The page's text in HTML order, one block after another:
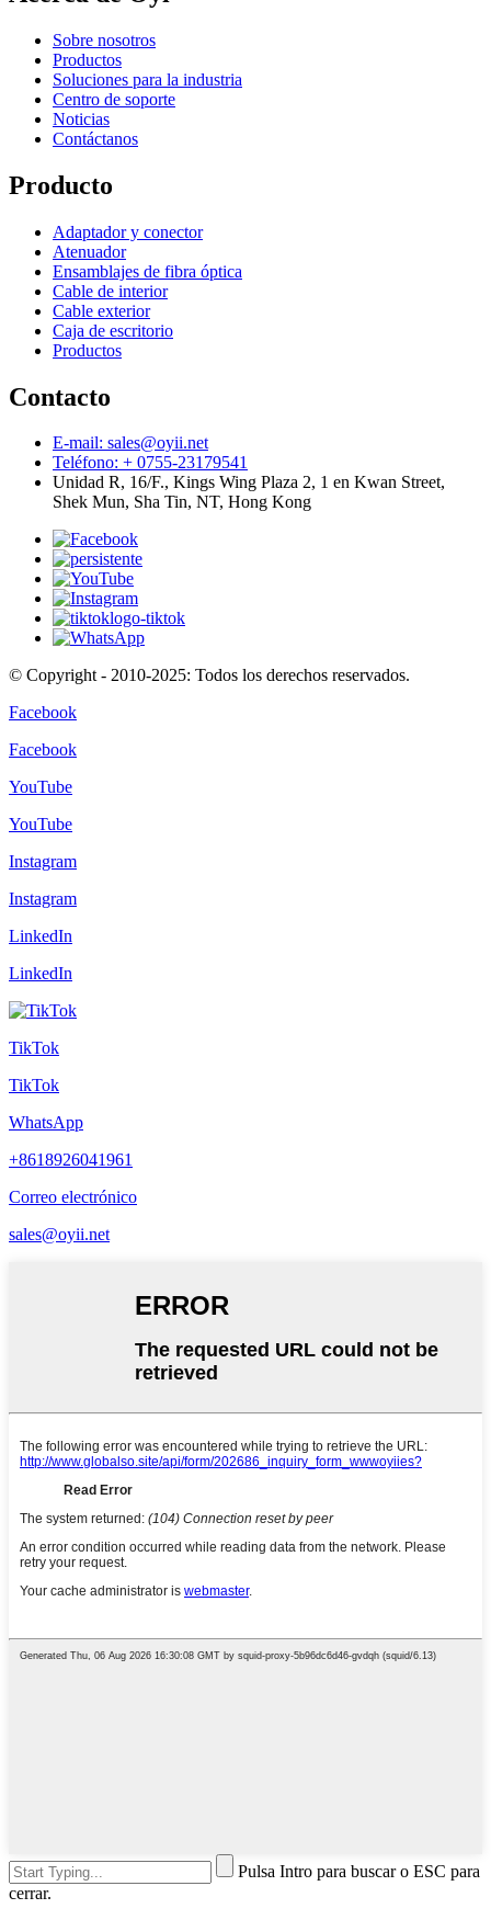
Sobre nosotros
Productos
Soluciones para la industria
Centro de soporte
Noticias
Contáctanos
Producto
Adaptador y conector
Atenuador
Ensamblajes de fibra óptica
Cable de interior
Cable exterior
Caja de escritorio
Productos
Contacto
E-mail: sales@oyii.net
Teléfono: + 0755-23179541
Unidad R, 16/F., Kings Wing Plaza 2, 1 en Kwan Street,
Shek Mun, Sha Tin, NT, Hong Kong
© Copyright - 2010-2025: Todos los derechos reservados.
Facebook
Facebook
YouTube
YouTube
Instagram
Instagram
LinkedIn
LinkedIn
TikTok
TikTok
WhatsApp
+8618926041961
Correo electrónico
sales@oyii.net
Pulsa Intro para buscar o ESC para
cerrar.